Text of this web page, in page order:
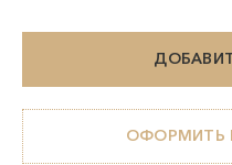
ОФОРМИТЬ